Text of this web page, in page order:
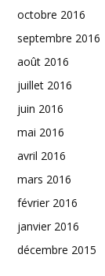
octobre 2016
septembre 2016
août 2016
juillet 2016
juin 2016
mai 2016
avril 2016
mars 2016
février 2016
janvier 2016
décembre 2015